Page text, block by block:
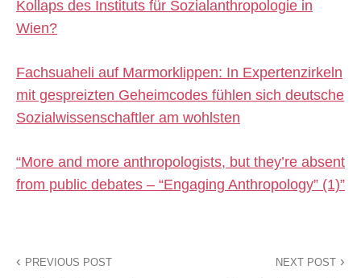
Kollaps des Instituts für Sozialanthropologie in
Wien?
Fachsuaheli auf Marmorklippen: In Expertenzirkeln
mit gespreizten Geheimcodes fühlen sich deutsche
Sozialwissenschaftler am wohlsten
“More and more anthropologists, but they’re absent
from public debates – “Engaging Anthropology” (1)”
PREVIOUS POST NEXT POST